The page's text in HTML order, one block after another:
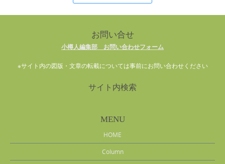
お問い合せ
小樽人編集部 お問い合わせフォーム
※サイト内の図版・文章の転載については事前にお問い合わせください
サイト内検索
MENU
HOME
Column